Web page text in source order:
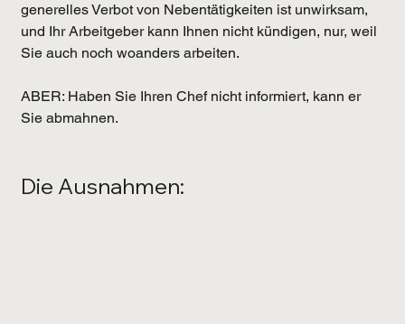
generelles Verbot von Nebentätigkeiten ist unwirksam,
und Ihr Arbeitgeber kann Ihnen nicht kündigen, nur, weil
Sie auch noch woanders arbeiten.
ABER: Haben Sie Ihren Chef nicht informiert, kann er
Sie abmahnen.
Die Ausnahmen: